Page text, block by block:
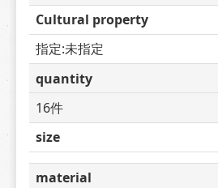
Cultural property
指定:未指定
quantity
16件
size
material